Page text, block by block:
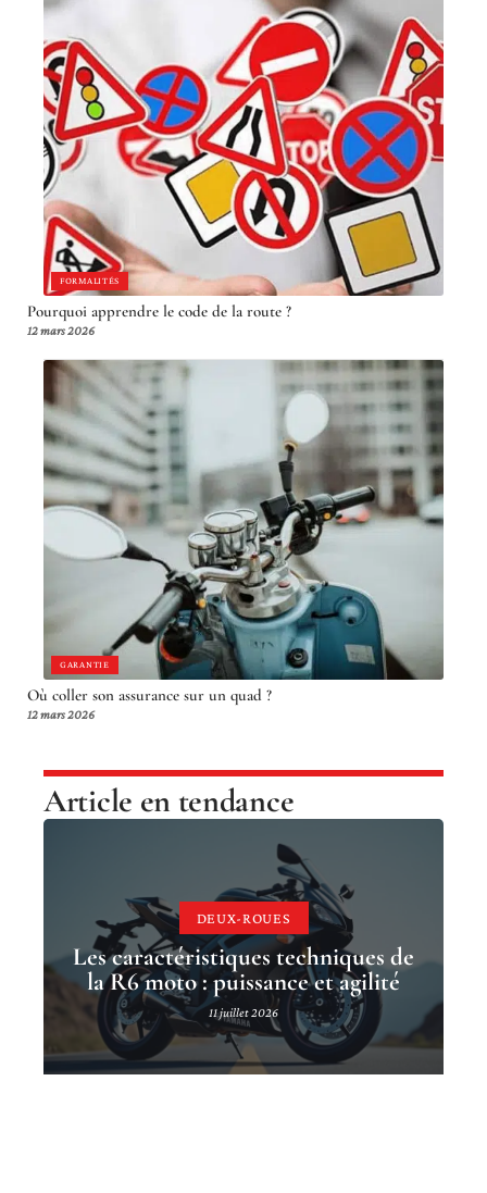
FORMALITÉS
Pourquoi apprendre le code de la route ?
12 mars 2026
GARANTIE
Où coller son assurance sur un quad ?
12 mars 2026
Article en tendance
DEUX-ROUES
Les caractéristiques techniques de
la R6 moto : puissance et agilité
11 juillet 2026